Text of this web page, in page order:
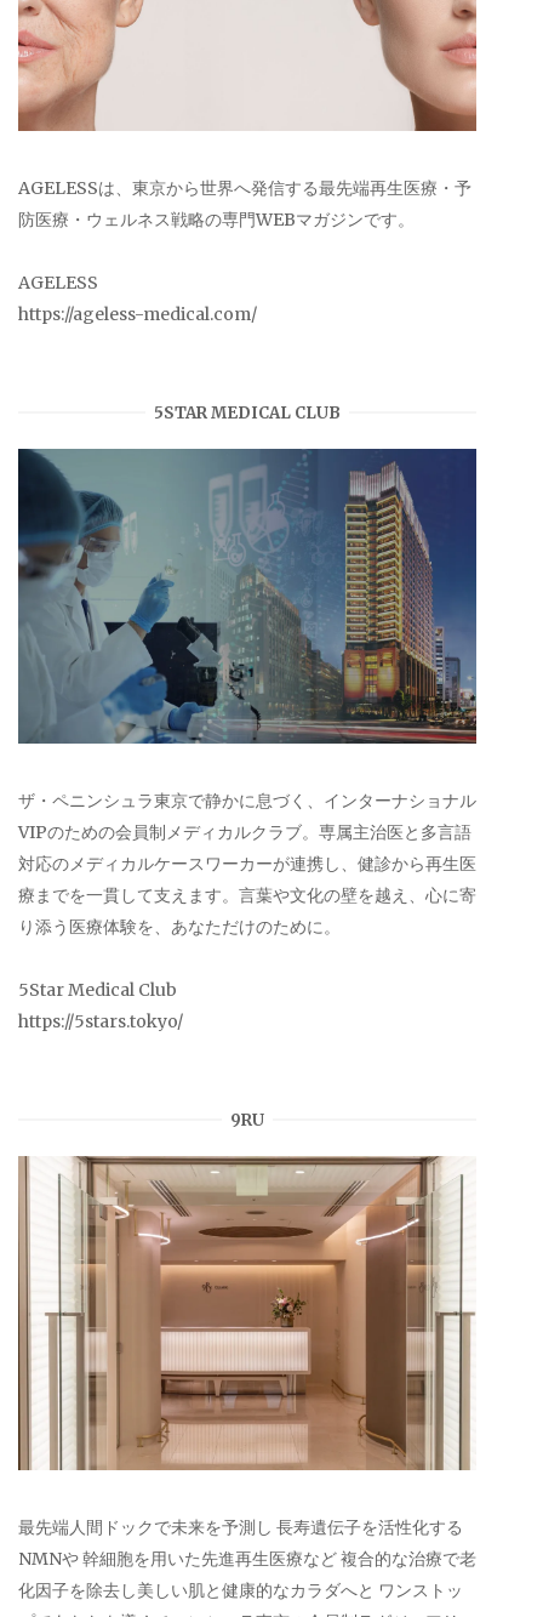
AGELESSは、東京から世界へ発信する最先端再生医療・予
防医療・ウェルネス戦略の専門WEBマガジンです。
AGELESS
https://ageless-medical.com/
5STAR MEDICAL CLUB
ザ・ペニンシュラ東京で静かに息づく、インターナショナル
VIPのための会員制メディカルクラブ。専属主治医と多言語
対応のメディカルケースワーカーが連携し、健診から再生医
療までを一貫して支えます。言葉や文化の壁を越え、心に寄
り添う医療体験を、あなただけのために。
5Star Medical Club
https://5stars.tokyo/
9RU
最先端人間ドックで未来を予測し 長寿遺伝子を活性化する
NMNや 幹細胞を用いた先進再生医療など 複合的な治療で老
化因子を除去し美しい肌と健康的なカラダへと ワンストッ